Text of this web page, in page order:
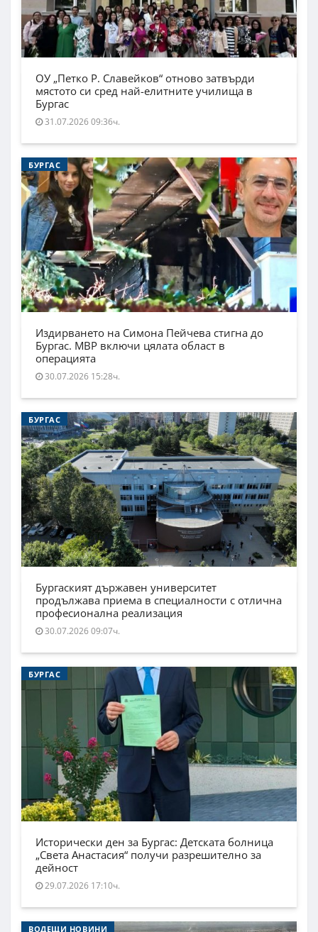
ОУ „Петко Р. Славейков“ отново затвърди
мястото си сред най-елитните училища в
Бургас
31.07.2026 09:36ч.
БУРГАС
Издирването на Симона Пейчева стигна до
Бургас. МВР включи цялата област в
операцията
30.07.2026 15:28ч.
БУРГАС
Бургаският държавен университет
продължава приема в специалности с отлична
професионална реализация
30.07.2026 09:07ч.
БУРГАС
Исторически ден за Бургас: Детската болница
„Света Анастасия“ получи разрешително за
дейност
29.07.2026 17:10ч.
ВОДЕЩИ НОВИНИ